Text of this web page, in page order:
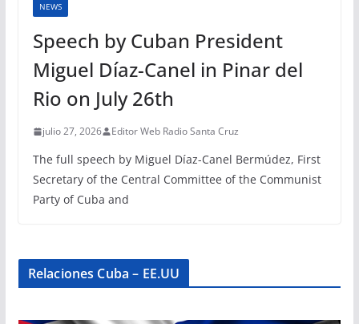
NEWS
Speech by Cuban President
Miguel Díaz-Canel in Pinar del
Rio on July 26th
julio 27, 2026 Editor Web Radio Santa Cruz
The full speech by Miguel Díaz-Canel Bermúdez, First
Secretary of the Central Committee of the Communist
Party of Cuba and
Relaciones Cuba – EE.UU